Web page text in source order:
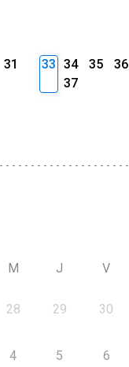
31
33 34 35
36
37
M J V
28 29 30
4 5 6